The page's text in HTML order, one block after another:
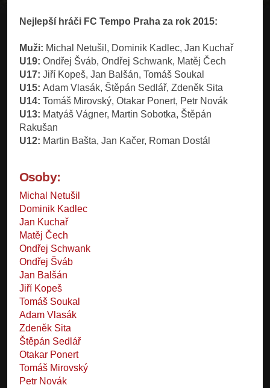
Nejlepší hráči FC Tempo Praha za rok 2015:
Muži: Michal Netušil, Dominik Kadlec, Jan Kuchař
U19: Ondřej Šváb, Ondřej Schwank, Matěj Čech
U17: Jiří Kopeš, Jan Balšán, Tomáš Soukal
U15: Adam Vlasák, Štěpán Sedlář, Zdeněk Sita
U14: Tomáš Mirovský, Otakar Ponert, Petr Novák
U13: Matyáš Vágner, Martin Sobotka, Štěpán
Rakušan
U12: Martin Bašta, Jan Kačer, Roman Dostál
Osoby:
Michal Netušil
Dominik Kadlec
Jan Kuchař
Matěj Čech
Ondřej Schwank
Ondřej Šváb
Jan Balšán
Jiří Kopeš
Tomáš Soukal
Adam Vlasák
Zdeněk Sita
Štěpán Sedlář
Otakar Ponert
Tomáš Mirovský
Petr Novák